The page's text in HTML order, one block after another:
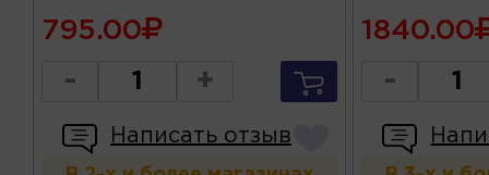
795.00
- +
Написать отзыв
1840.00
-